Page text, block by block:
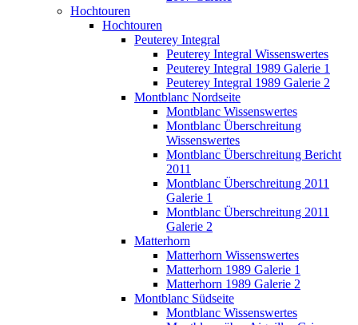
Hochtouren
Hochtouren
Peuterey Integral
Peuterey Integral Wissenswertes
Peuterey Integral 1989 Galerie 1
Peuterey Integral 1989 Galerie 2
Montblanc Nordseite
Montblanc Wissenswertes
Montblanc Überschreitung
Wissenswertes
Montblanc Überschreitung Bericht
2011
Montblanc Überschreitung 2011
Galerie 1
Montblanc Überschreitung 2011
Galerie 2
Matterhorn
Matterhorn Wissenswertes
Matterhorn 1989 Galerie 1
Matterhorn 1989 Galerie 2
Montblanc Südseite
Montblanc Wissenswertes